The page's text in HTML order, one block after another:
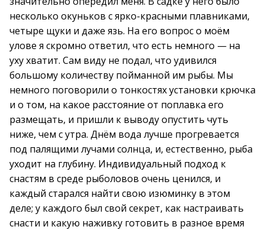
несколько окуньков с ярко-красными плавниками,
четыре щуки и даже язь. На его вопрос о моём
улове я скромно ответил, что есть немного — на
уху хватит. Сам виду не подал, что удивился
большому количеству пойманной им рыбы. Мы
немного поговорили о тонкостях установки крючка
и о том, на какое расстояние от поплавка его
размещать, и пришли к выводу опустить чуть
ниже, чем с утра. Днём вода лучше прогревается
под палящими лучами солнца, и, естественно, рыба
уходит на глубину. Индивидуальный подход к
снастям в среде рыболовов очень ценился, и
каждый старался найти свою изюминку в этом
деле; у каждого был свой секрет, как настраивать
снасти и какую наживку готовить в разное время